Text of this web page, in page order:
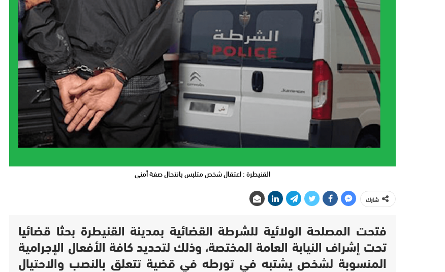
القنيطرة : اعتقال شخص متلبس بانتحال صفة أمني
شارك
فتحت المصلحة الولائية للشرطة القضائية بمدينة القنيطرة بحثا قضائيا
تحت إشراف النيابة العامة المختصة، وذلك لتحديد كافة الأفعال الإجرامية
المنسوبة لشخص يشتبه في تورطه في قضية تتعلق بالنصب والاحتيال